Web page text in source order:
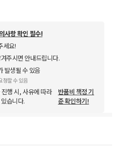
사항 확인 필수!
세요!
주시면 안내드립니다.
발생될 수 있음
청할 수 있음
행 시, 사유에 따라
습니다.
반품비 책정 기
준 확인하기!